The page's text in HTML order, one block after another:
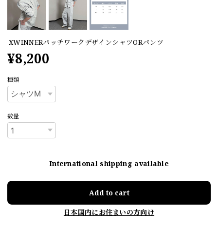
XWINNERパッチワークデザインシャツORパンツ
¥8,200
種類
数量
International shipping available
Add to cart
日本国内にお住まいの方向け